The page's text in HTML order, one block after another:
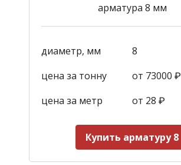
арматура 8 мм
диаметр, мм
8
цена за тонну
от 73000 ₽
цена за метр
от 28 ₽
Купить арматуру 8